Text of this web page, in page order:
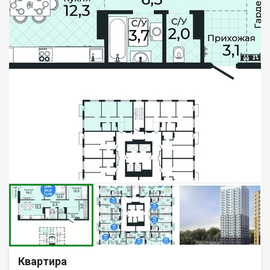
Квартира